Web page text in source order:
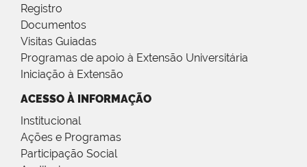
Registro
Documentos
Visitas Guiadas
Programas de apoio à Extensão Universitária
Iniciação à Extensão
ACESSO À INFORMAÇÃO
Institucional
Ações e Programas
Participação Social